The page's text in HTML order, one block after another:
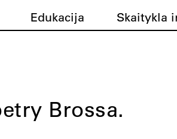
Edukacija Skaitykla
Brossa.